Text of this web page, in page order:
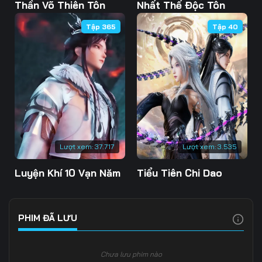
Tập 108 Tập 109 Tập 110
Tập 111 Tập 112 Tập 113
Tập 114 Tập 115 Tập 116
Tập 117 Tập 118 Tập 119
Tập 120 Tập 121 Tập 122
Tập 123 Tập 124 Tập 125
Tập 126 Tập 127 Tập 128
Thần Võ Thiên Tôn Nhất Thế Độc Tôn
Lượt xem: 37.717
Tập 365
Luyện Khí 10 Vạn Năm
Lượt xem: 3.535
Tập 40
Tiểu Tiên Chi Dao
PHIM ĐÃ LƯU
Chưa lưu phim nào